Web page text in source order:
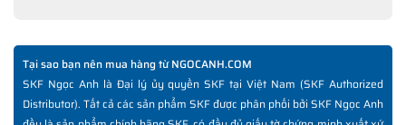
Tại sao bạn nên mua hàng từ NGOCANH.COM
SKF Ngọc Anh là Đại lý ủy quyền SKF tại Việt Nam (SKF Authorized
Distributor). Tất cả các sản phẩm SKF được phân phối bởi SKF Ngọc Anh